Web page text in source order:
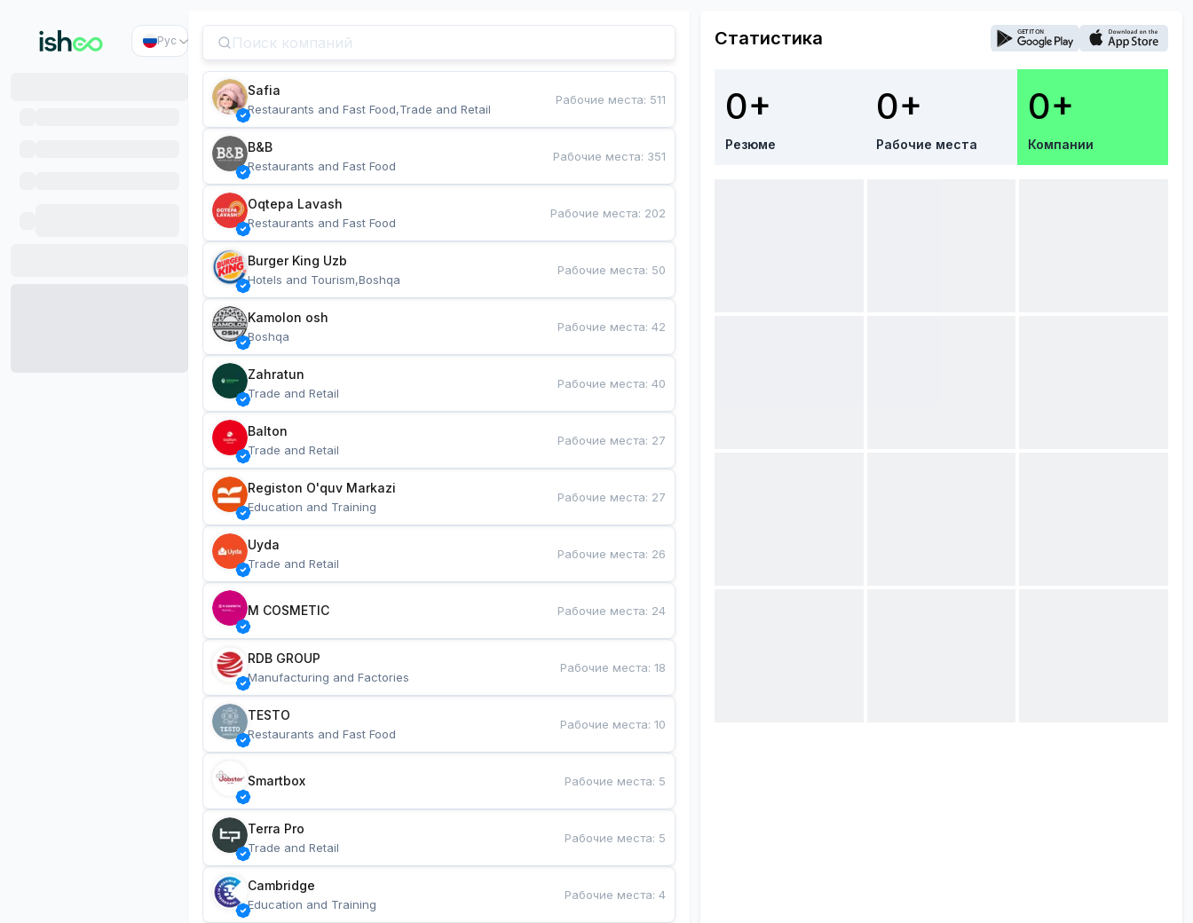
Рус
Safia
Restaurants and Fast Food,Trade and Retail
Рабочие места: 511
B&B
Restaurants and Fast Food
Рабочие места: 351
Oqtepa Lavash
Restaurants and Fast Food
Рабочие места: 202
Burger King Uzb
Hotels and Tourism,Boshqa
Рабочие места: 50
Kamolon osh
Boshqa
Рабочие места:42
Zahratun
Trade and Retail
Рабочие места:40
Balton
Trade and Retail
Рабочие места: 27
Registon O'quv Markazi
Education and Training
Рабочие места: 27
Uyda
Trade and Retail
Рабочие места: 26
M COSMETIC Рабочие места: 24
RDB GROUP
Manufacturing and Factories
Рабочие места:18
TESTO
Restaurants and Fast Food
Рабочие места:10
Smartbox Рабочие места: 5
Terra Pro
Trade and Retail
Рабочие места: 5
Cambridge
Education and Training
Рабочие места:4
Статистика
0+
Резюме
0+
Рабочие места
0+
Компании